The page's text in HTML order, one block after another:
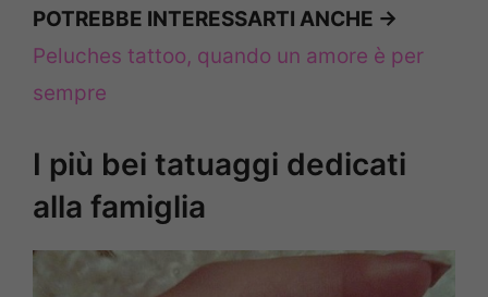
POTREBBE INTERESSARTI ANCHE ->
Peluches tattoo, quando un amore è per
sempre
I più bei tatuaggi dedicati
alla famiglia